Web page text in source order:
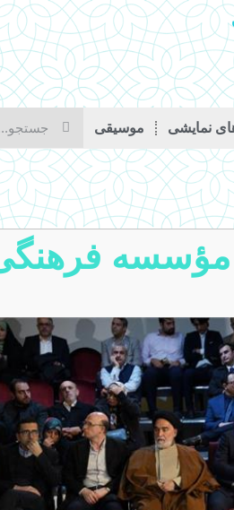
نمایشی موسیقی
مؤسسه